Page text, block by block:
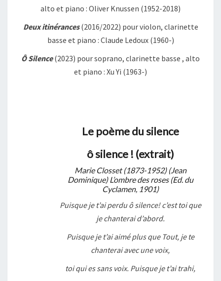
alto et piano : Oliver Knussen (1952-2018)
Deux itinérances(2016/2022) pour violon, clarinette
basse et piano : Claude Ledoux (1960-)
Ô Silence(2023) pour soprano, clarinette basse , alto
et piano : Xu Yi (1963-)
Le poème du silence
ô silence ! (extrait)
Marie Closset (1873-1952) (Jean
Dominique) L’ombre des roses (Ed. du
Cyclamen, 1901)
Puisque je t’ai perdu ô silence! c’est toi que
je chanterai d’abord.
Puisque je t’ai aimé plus que Tout, je te
chanterai avec une voix,
toi qui es sans voix. Puisque je t’ai trahi,